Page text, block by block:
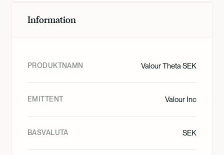
Information
PRODUKTNAMN Valour Theta SEK
EMITTENT Valour Inc
BASVALUTA SEK